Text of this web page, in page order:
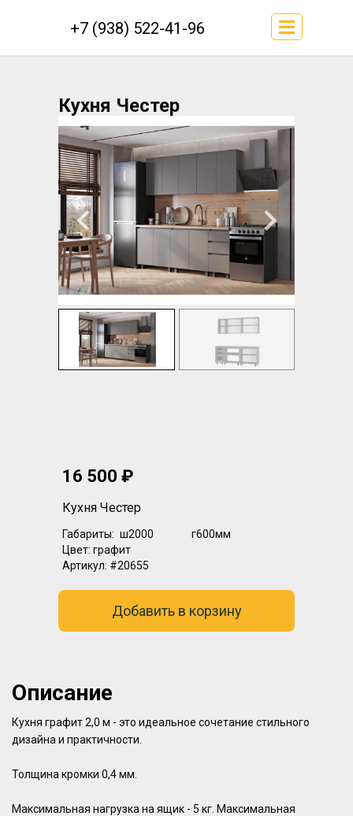
+7 (938) 522-41-96
Кухня Честер
16 500 ₽
Кухня Честер
Габариты: ш2000
г600мм
Цвет: графит
Артикул: #20655
Добавить в корзину
Описание
Кухня графит 2,0 м - это идеальное сочетание стильного
дизайна и практичности.
Толщина кромки 0,4 мм.
Максимальная нагрузка на ящик - 5 кг. Максимальная